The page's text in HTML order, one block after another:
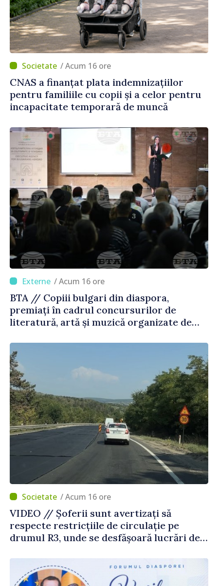
/ Acum 16 ore
CNAS a finanțat plata indemnizațiilor
pentru familiile cu copii și a celor pentru
incapacitate temporară de muncă
/ Acum 16 ore
BTA // Copiii bulgari din diaspora,
premiați în cadrul concursurilor de
literatură, artă și muzică organizate de
Străinătate
/ Acum 16 ore
VIDEO // Șoferii sunt avertizați să
respecte restricțiile de circulație pe
drumul R3, unde se desfășoară lucrări de